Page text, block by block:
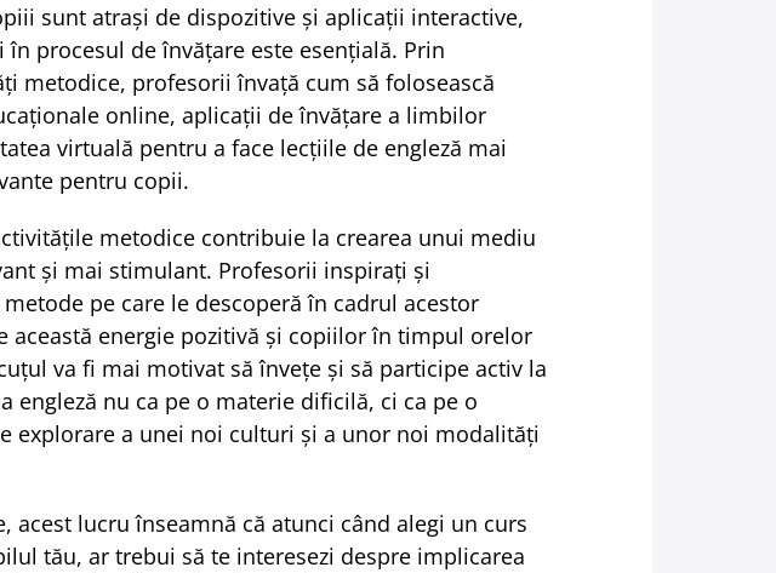
sunt atrași de dispozitive și aplicații interactive,
procesul de învățare este esențială. Prin
metodice, profesorii învață cum să folosească
online, aplicații de învățare a limbilor
virtuală pentru a face lecțiile de engleză mai
pentru copii.
metodice contribuie la crearea unui mediu
și mai stimulant. Profesorii inspirați și
pe care le descoperă în cadrul acestor
această energie pozitivă și copiilor în timpul orelor
va fi mai motivat să învețe și să participe activ la
engleză nu ca pe o materie dificilă, ci ca pe o
explorare a unei noi culturi și a unor noi modalități
acest lucru înseamnă că atunci când alegi un curs
tău, ar trebui să te interesezi despre implicarea